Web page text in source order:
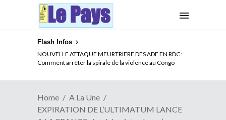
Flash Infos
LA CITE SANS VERTU
Home
A La Une
EXPIRATION DE L’ULTIMATUM LANCE